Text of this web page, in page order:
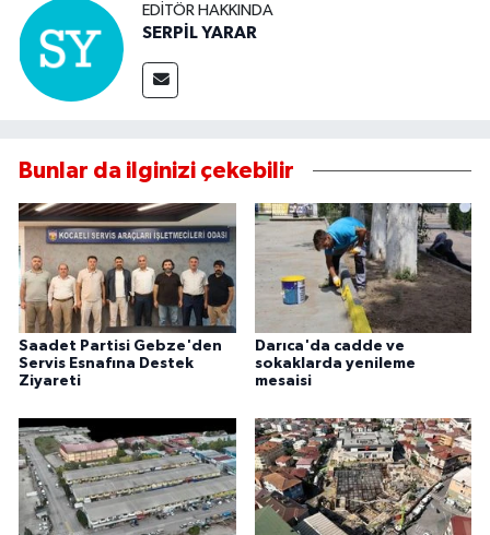
EDITÖR HAKKINDA
SERPİL YARAR
Bunlar da ilginizi çekebilir
Saadet Partisi Gebze'den
Servis Esnafına Destek
Ziyareti
Darıca'da cadde ve
sokaklarda yenileme
mesaisi